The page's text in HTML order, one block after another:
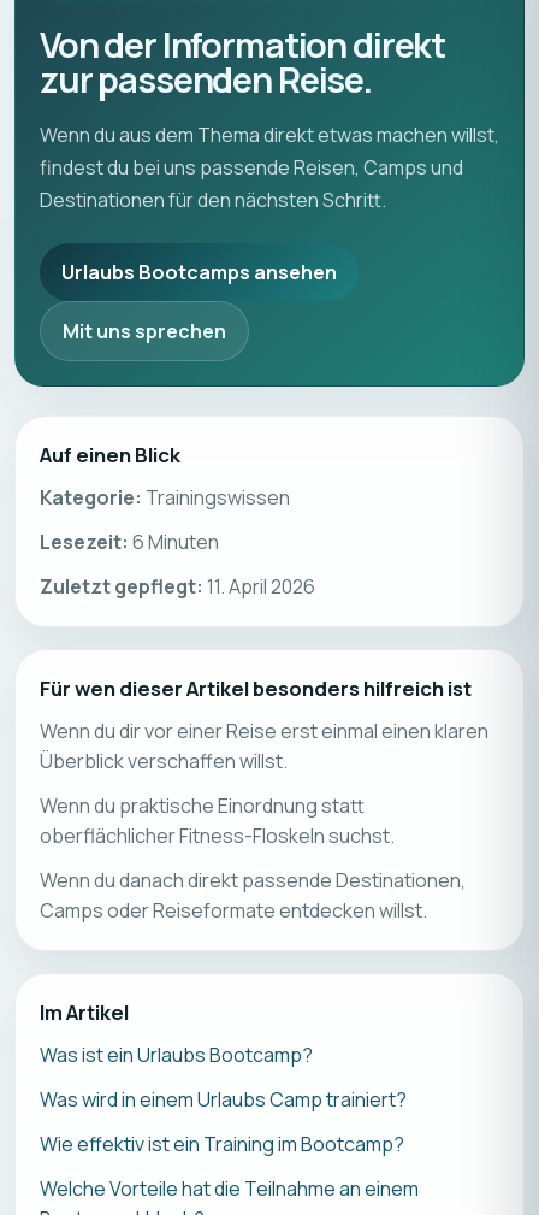
Von der Information direkt
zur passenden Reise.
Wenn du aus dem Thema direkt etwas machen willst,
findest du bei uns passende Reisen, Camps und
Destinationen für den nächsten Schritt.
Urlaubs Bootcamps ansehen
Mit uns sprechen
Auf einen Blick
Kategorie: Trainingswissen
Lesezeit: 6Minuten
Zuletzt gepflegt: 11. April 2026
Für wen dieser Artikel besonders hilfreich ist
Wenn du dir vor einer Reise erst einmal einen klaren
Überblick verschaffen willst.
Wenn du praktische Einordnung statt
oberflächlicher Fitness-Floskeln suchst.
Wenn du danach direkt passende Destinationen,
Camps oder Reiseformate entdecken willst.
Im Artikel
Was ist ein Urlaubs Bootcamp?
Was wird in einem Urlaubs Camp trainiert?
Wie effektiv ist ein Training im Bootcamp?
Welche Vorteile hat die Teilnahme an einem